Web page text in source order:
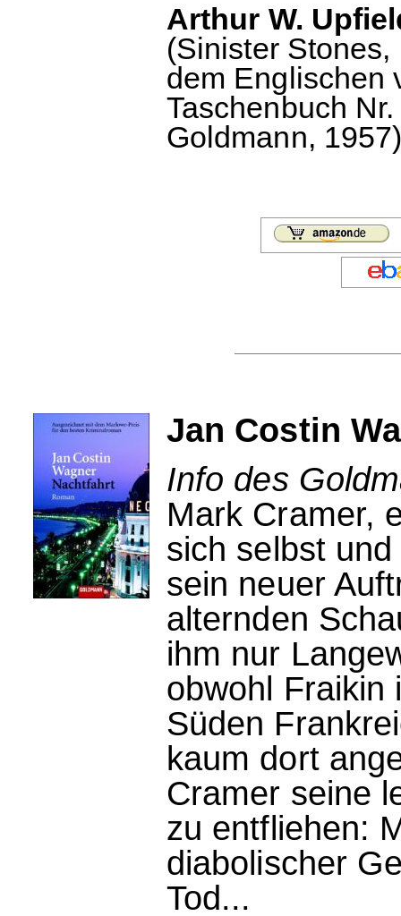
Arthur W.
(Sinister
dem Englischen
Taschenbuch
Goldmann,
Jan Costin
Info des
Mark Cramer,
sich selbst
sein neuer
alternden
ihm nur
obwohl Fraikin
Süden
kaum dort
Cramer seine
zu entfliehen:
diabolischer
Tod...